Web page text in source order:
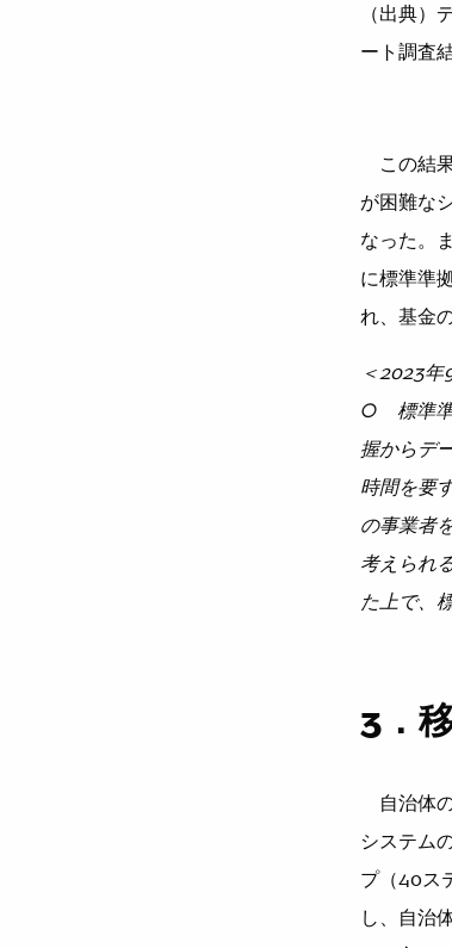
（出典）
ート調査
この結
が困難な
なった。
に標準準
れ、基金
＜2023年
○ 標準準
握からデ
時間を要
の事業者
考えられ
た上で、
3．
自治体
システム
プ（40ス
し、自治